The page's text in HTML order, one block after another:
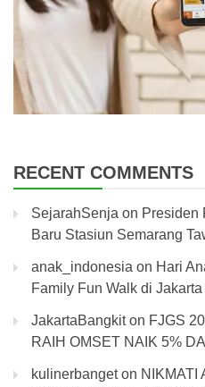
RECENT COMMENTS
SejarahSenja on Presiden
Baru Stasiun Semarang
anak_indonesia on Hari
Family Fun Walk di Jakarta
JakartaBangkiton FJGS
RAIH OMSET NAIK 5%
kulinerbangeton NIKMATI